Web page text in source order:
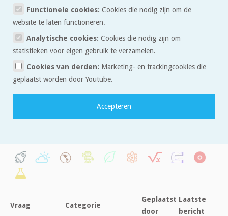
In de vraagbaak kun je een vraag stellen over exacte vakken. Wij
proberen je zo snel mogelijk te antwoorden. Wees je ervan bewust dat
probleem op kunt lossen. Daar leer je het meeste van.
Stel een vraag
Vraag Categorie
Geplaatst
door
Laatste
bericht
Functionele cookies: Cookies die nodig zijn om de
website te laten functioneren.
Analytische cookies: Cookies die nodig zijn om
statistieken voor eigen gebruik te verzamelen.
Cookies van derden: Marketing- en trackingcookies die
geplaatst worden door Youtube.